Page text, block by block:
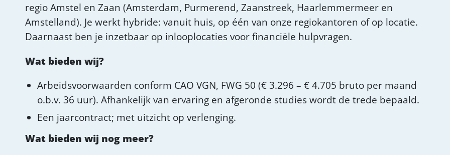
regio Amstel en Zaan (Amsterdam, Purmerend, Zaanstreek, Haarlemmermeer en
Amstelland). Je werkt hybride: vanuit huis, op één van onze regiokantoren of op locatie.
Daarnaast ben je inzetbaar op inlooplocaties voor financiële hulpvragen.
Wat bieden wij?
Arbeidsvoorwaarden conform CAO VGN, FWG 50 (€ 3.296 – € 4.705 bruto per maand
o.b.v. 36 uur). Afhankelijk van ervaring en afgeronde studies wordt de trede bepaald.
Een jaarcontract; met uitzicht op verlenging.
Wat bieden wij nog meer?